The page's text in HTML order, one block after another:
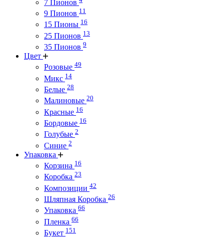
7 Пионов
9 Пионов 11
15 Пионы 16
25 Пионов 13
35 Пионов 9
Цвет
Розовые 49
Микс 14
Белые 28
Малиновые 20
Красные 16
Бордовые 16
Голубые 2
Синие 2
Упаковка
Корзина 16
Коробка 23
Композиции 42
Шляпная Коробка 26
Упаковка 66
Пленка 66
Букет 151